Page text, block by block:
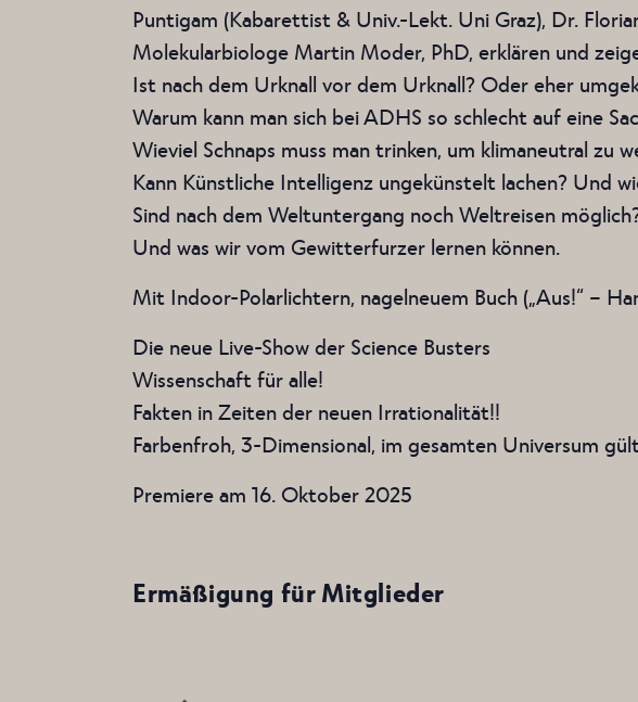
Puntigam (Kabarettist & Univ.-Lekt. Uni Graz), Dr.
Molekularbiologe Martin Moder, PhD, erklären und
Ist nach dem Urknall vor dem Urknall? Oder eher
Warum kann man sich bei ADHS so schlecht auf eine
Wieviel Schnaps muss man trinken, um klimaneutral zu
Kann Künstliche Intelligenz ungekünstelt lachen? Und
Sind nach dem Weltuntergang noch Weltreisen
Und was wir vom Gewitterfurzer lernen können.
Mit Indoor-Polarlichtern, nagelneuem Buch („Aus!“ –
Die neue Live-Show der Science Busters
Wissenschaft für alle!
Fakten in Zeiten der neuen Irrationalität!!
Farbenfroh, 3-Dimensional, im gesamten Universum
Premiere am 16. Oktober 2025
Ermäßigung für Mitglieder